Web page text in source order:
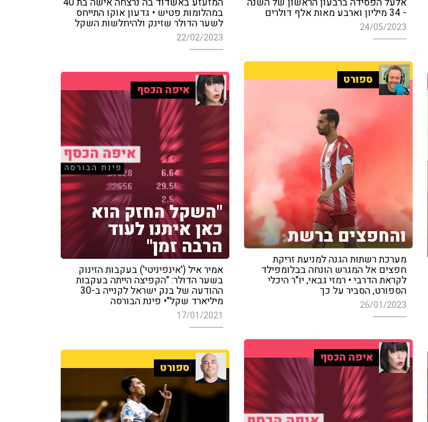
- 34 מיליון וארבע מאות אלף דולרים
24/05/2023
במהלומות פטיש • גדעון אוקו התייחס
לשער הדולר שזינק ולהיחלשות השקל
22/02/2023
ספורט
והחפצים ברשת
מערכת רשתות הגנה למניעת זריקת
חפצים אל המגרש הונחה בבלומפילד
לקראת הדרבי • רמזי גבאי, יו"ר היכלי
הספורט, הסביר על כך
26/01/2023
איפה הכסף
"השקל החזק הוא
כאן איתנו לעוד
הרבה זמן"
אמיר איל ('אינפיניטי') בעקבות הזינוק
בשער הדולר: "הקפיצה הייתה בעקבות
ההודעה של בנק ישראל לקנייה ב-30
מיליארד שקל"• פינת הבורסה
17/01/2021
איפה הכסף
ספורט